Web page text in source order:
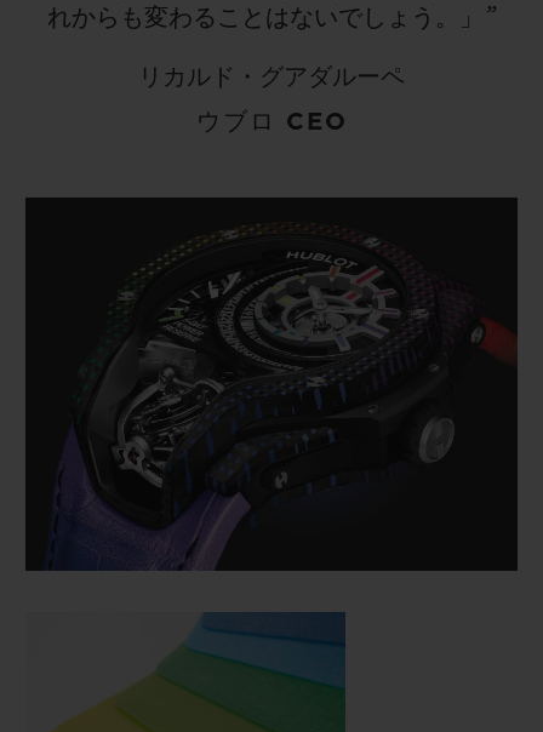
れからも変わることはないでしょう。」”
リカルド・グアダルーペ
ウブロ CEO